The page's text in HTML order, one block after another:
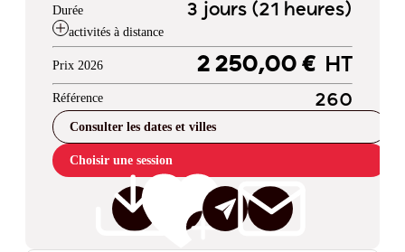
Durée 3 jours (21 heures)
activités à distance
Prix 2026 2 250,00 € HT
Référence 260
Consulter les dates et villes
Choisir une session